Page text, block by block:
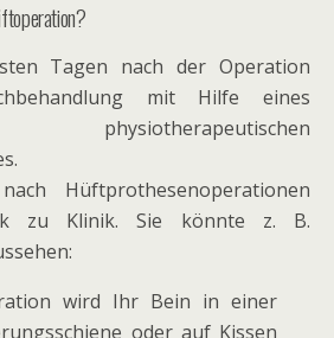
Tagen nach der Operation
mit Hilfe eines
Hüftprothesenoperationen
zu Klinik. Sie könnte z. B.
wird Ihr Bein in einer
oder auf Kissen